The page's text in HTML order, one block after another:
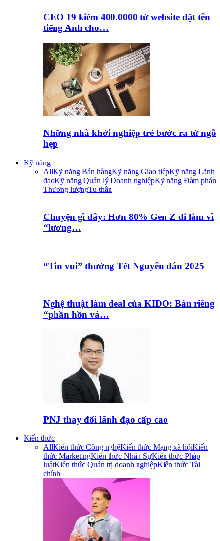
CEO 19 kiếm 400.0000 từ website đặt tên
tiếng Anh cho…
Những nhà khởi nghiệp trẻ bước ra từ ngõ
hẹp
Kỹ năng
AllKỹ năng Bán hàngKỹ năng Giao tiếpKỹ năng Lãnh
đạoKỹ năng Quản lý Doanh nghiệpKỹ năng Đàm phán
Thương lượngTu thân
Chuyện gì đây: Hơn 80% Gen Z đi làm vì
“lương…
“Tin vui” thưởng Tết Nguyên đán 2025
Nghệ thuật làm deal của KIDO: Bán riêng
“phần hồn và…
PNJ thay đổi lãnh đạo cấp cao
Kiến thức
AllKiến thức Công nghệKiến thức Mạng xã hộiKiến
thức MarketingKiến thức Nhân SựKiến thức Pháp
luậtKiến thức Quản trị doanh nghiệpKiến thức Tài
chính